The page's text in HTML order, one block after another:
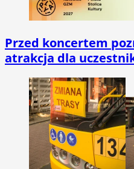
Przed koncertem
atrakcja dla